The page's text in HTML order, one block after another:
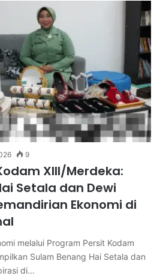
9
XIII/Merdeka:
Setala dan Dewi
Ekonomi di
melalui Program Persit Kodam
Sulam Benang Hai Setala dan
di…